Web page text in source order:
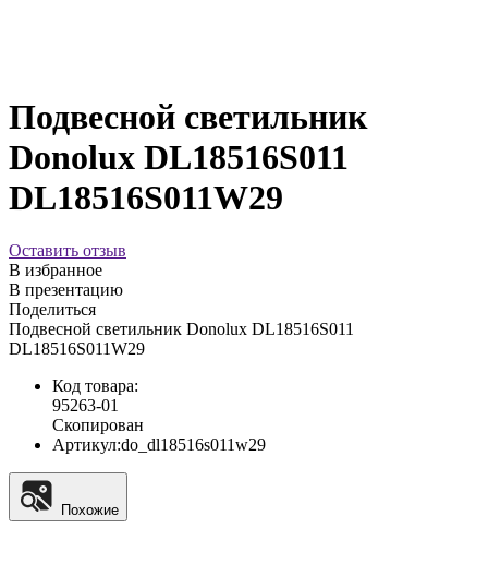
Подвесной светильник
Donolux DL18516S011
DL18516S011W29
Оставить отзыв
В избранное
В презентацию
Поделиться
Подвесной светильник Donolux DL18516S011
DL18516S011W29
Код товара:
95263-01
Скопирован
Артикул:do_dl18516s011w29
Похожие